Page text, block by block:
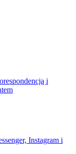
i
Instagram i